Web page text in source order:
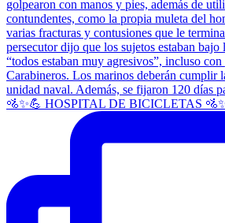
🚵✨💪 HOSPITAL DE BICICLETAS